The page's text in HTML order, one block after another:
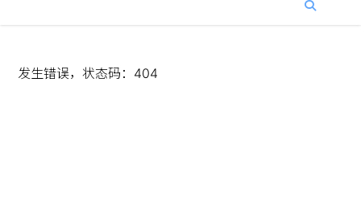
发生错误，状态码： 404